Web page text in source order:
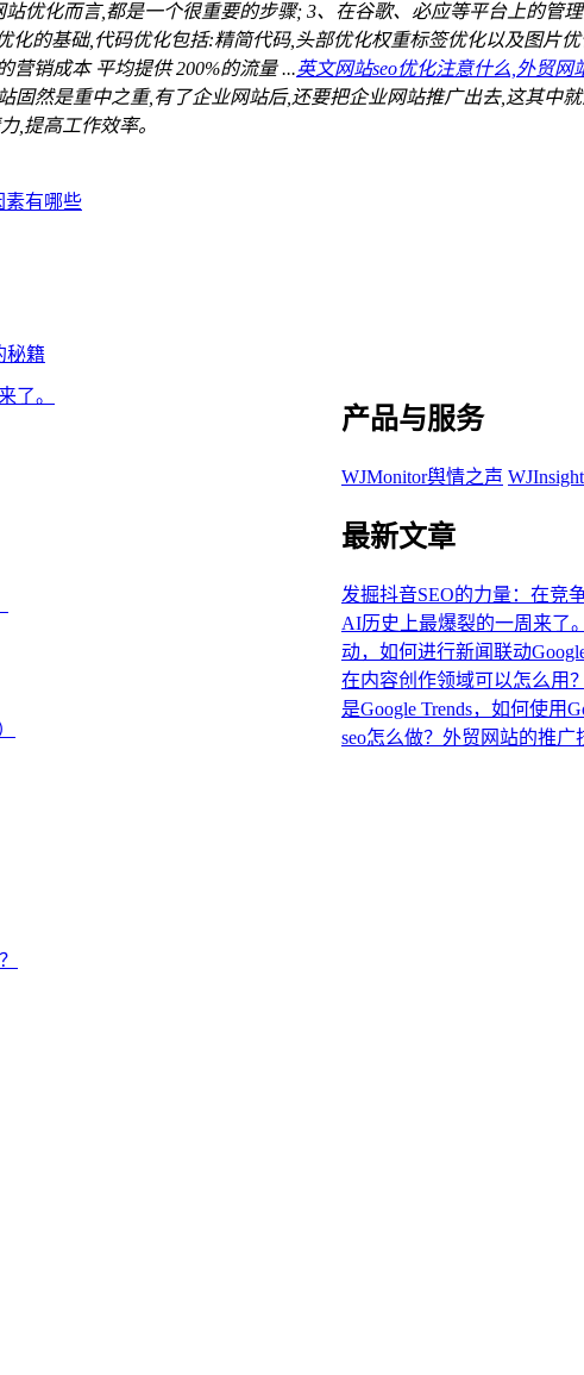
优化而言,都是一个很重要的步骤; 3、在谷歌、必应等平台上的管
的基础,代码优化包括:精简代码,头部优化权重标签优化以及图片
营销成本 平均提供 200%的流量 ...英文网站seo优化注意什么,外贸网
固然是重中之重,有了企业网站后,还要把企业网站推广出去,这其中
,提高工作效率。
素有哪些
秘籍
了。
产品与服务
WJMonitor舆情之声
最新文章
发掘抖音SEO的力量：在竞
AI历史上最爆裂的一周来了。
动，如何进行新闻联动Google
在内容创作领域可以怎么用？
是Google Trends，如何使用
seo怎么做？外贸网站的推广